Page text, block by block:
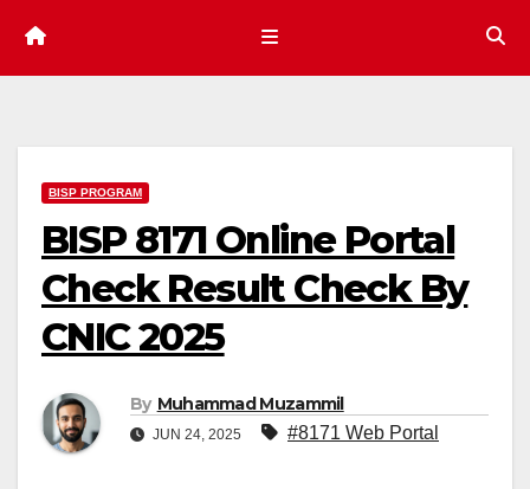
BISP PROGRAM
BISP 8171 Online Portal
Check Result Check By
CNIC 2025
By Muhammad Muzammil
JUN 24, 2025 #8171 Web Portal